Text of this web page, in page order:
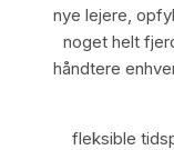
nye lejere,
noget helt
håndtere
fleksible